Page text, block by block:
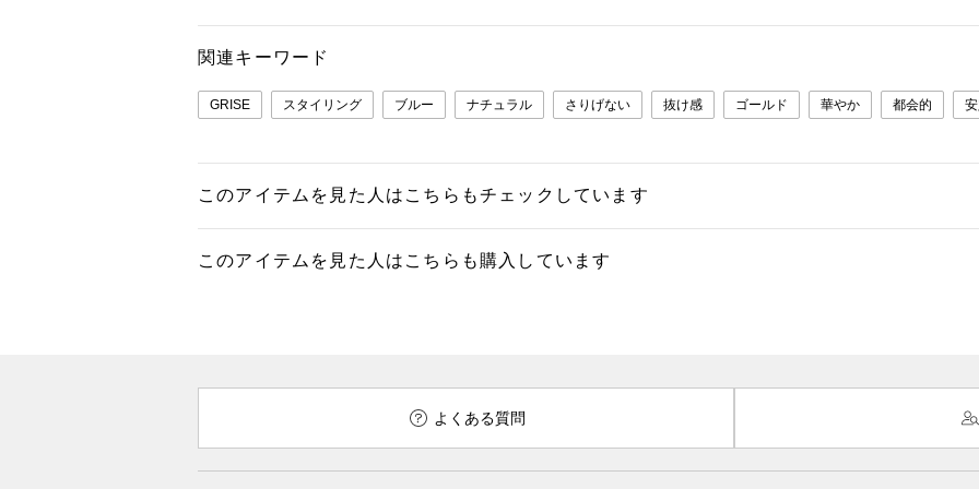
関連キーワード
GRISE スタイリング ブルー ナチュラル さりげない 抜け感 ゴールド 華やか 都会的
このアイテムを見た人はこちらもチェックしています
このアイテムを見た人はこちらも購入しています
よくある質問